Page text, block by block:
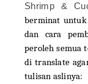
Shrimp &
berminat
dan cara
peroleh semua
di translate
tulisan aslinya: